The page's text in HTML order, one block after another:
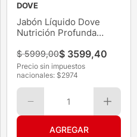
DOVE
Jabón Líquido Dove
Nutrición Profunda
$ 5999,00$ 3599,40
Precio sin impuestos
nacionales: $2974
1